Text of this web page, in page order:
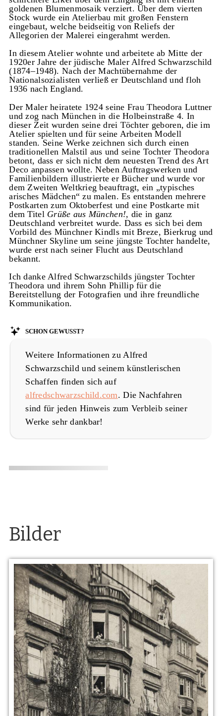
goldenen Blumenmosaik verziert. Über dem vierten
Stock wurde ein Atelierbau mit großen Fenstern
eingebaut, welche beidseitig von Reliefs der
Allegorien der Malerei eingerahmt werden.
In diesem Atelier wohnte und arbeitete ab Mitte der
1920er Jahre der jüdische Maler Alfred Schwarzschild
(1874–1948). Nach der Machtübernahme der
Nationalsozialisten verließ er Deutschland und floh
1936 nach England.
Der Maler heiratete 1924 seine Frau Theodora Luttner
und zog nach München in die Holbeinstraße 4. In
dieser Zeit wurden seine drei Töchter geboren, die im
Atelier spielten und für seine Arbeiten Modell
standen. Seine Werke zeichnen sich durch einen
traditionellen Malstil aus und seine Tochter Theodora
betont, dass er sich nicht dem neuesten Trend des Art
Deco anpassen wollte. Neben Auftragswerken und
Familienbildern illustrierte er Bücher und wurde vor
dem Zweiten Weltkrieg beauftragt, ein „typisches
arisches Mädchen“ zu malen. Es entstanden mehrere
Postkarten zum Oktoberfest und eine Postkarte mit
dem Titel Grüße aus München!, die in ganz
Deutschland verbreitet wurde. Dass es sich bei dem
Vorbild des Münchner Kindls mit Breze, Bierkrug und
Münchner Skyline um seine jüngste Tochter handelte,
wurde erst nach seiner Flucht aus Deutschland
bekannt.
Ich danke Alfred Schwarzschilds jüngster Tochter
Theodora und ihrem Sohn Phillip für die
Bereitstellung der Fotografien und ihre freundliche
Kommunikation.
Schon gewusst?
Weitere Informationen zu Alfred
Schwarzschild und seinem künstlerischen
Schaffen finden sich auf
alfredschwarzschild.com. Die Nachfahren
sind für jeden Hinweis zum Verbleib seiner
Werke sehr dankbar!
Bilder